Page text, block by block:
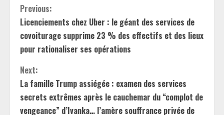
C
o
n
t
i
Previous:
Licenciements chez Uber : le géant des services de
covoiturage supprime 23 % des effectifs et des lieux
pour rationaliser ses opérations
Next:
La famille Trump assiégée : examen des services
secrets extrêmes après le cauchemar du “complot de
vengeance” d’Ivanka… l’amère souffrance privée de